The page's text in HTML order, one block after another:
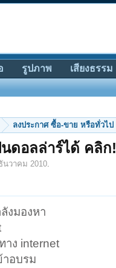
ลงประกาศ ซื้อ-ขาย หรือทั่วไป
นดอลล่าร์ได้ คลิก
นวาคม 2010.
งมองหา
าง internet
าอบรม
รูปภาพ เสียงธรรม